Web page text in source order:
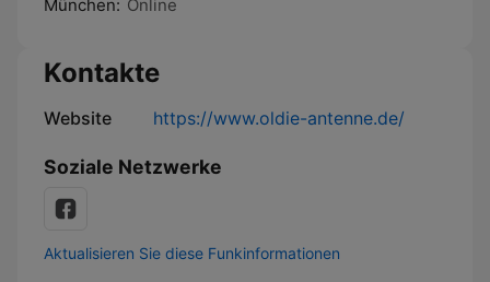
München: Online
Kontakte
Website https://www.oldie-antenne.de/
Soziale Netzwerke
Aktualisieren Sie diese Funkinformationen